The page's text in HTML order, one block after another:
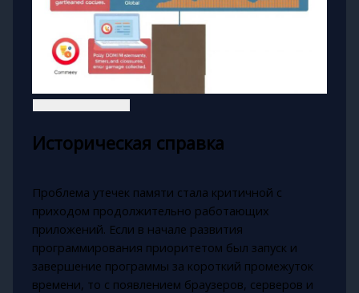
Историческая справка
Проблема утечек памяти стала критичной с
приходом продолжительно работающих
приложений. Если в начале развития
программирования приоритетом был запуск и
завершение программы за короткий промежуток
времени, то с появлением браузеров, серверов и